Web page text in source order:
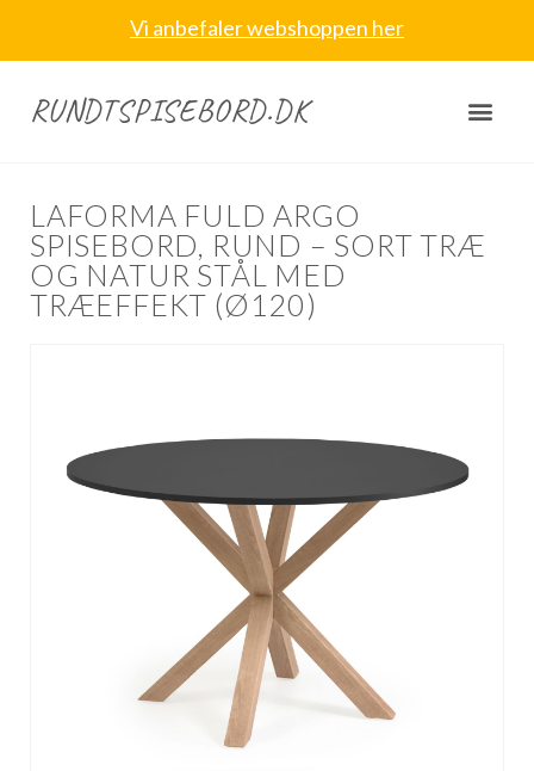
Vi anbefaler webshoppen her
RUNDTSPISEBORD.DK
LAFORMA FULD ARGO
SPISEBORD, RUND – SORT TRÆ
OG NATUR STÅL MED
TRÆEFFEKT (Ø120)